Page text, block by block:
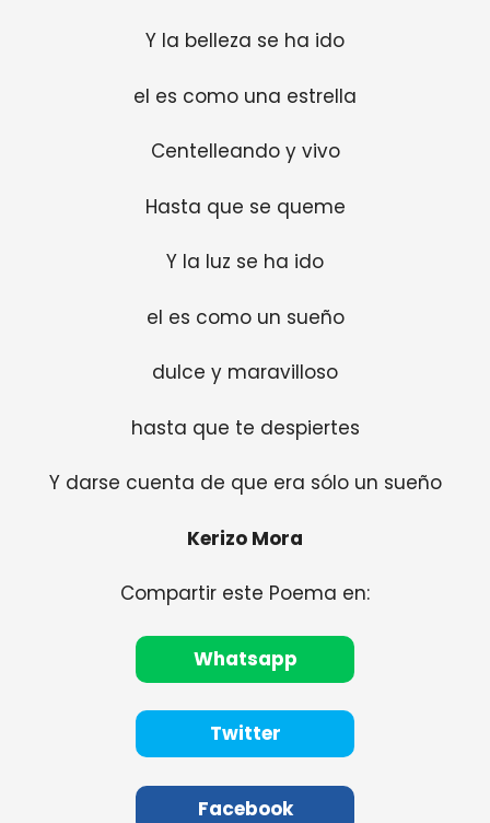
Y la belleza se ha ido
el es como una estrella
Centelleando y vivo
Hasta que se queme
Y la luz se ha ido
el es como un sueño
dulce y maravilloso
hasta que te despiertes
Y darse cuenta de que era sólo un sueño
Kerizo Mora
Compartir este Poema en:
Whatsapp
Twitter
Facebook